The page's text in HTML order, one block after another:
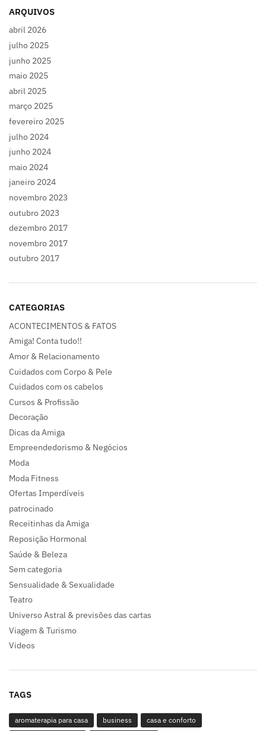
ARQUIVOS
abril 2026
julho 2025
junho 2025
maio 2025
abril 2025
março 2025
fevereiro 2025
julho 2024
junho 2024
maio 2024
janeiro 2024
novembro 2023
outubro 2023
dezembro 2017
novembro 2017
outubro 2017
CATEGORIAS
ACONTECIMENTOS & FATOS
Amiga! Conta tudo!!
Amor & Relacionamento
Cuidados com Corpo & Pele
Cuidados com os cabelos
Cursos & Profissão
Decoração
Dicas da Amiga
Empreendedorismo & Negócios
Moda
Moda Fitness
Ofertas Imperdíveis
patrocinado
Receitinhas da Amiga
Reposição Hormonal
Saúde & Beleza
Sem categoria
Sensualidade & Sexualidade
Teatro
Universo Astral & previsões das cartas
Viagem & Turismo
Videos
TAGS
aromaterapia para casa business
casa e conforto